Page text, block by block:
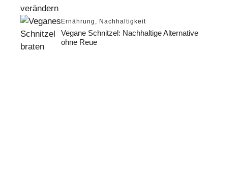
Ernährung , Nachhaltigkeit
Vegane Schnitzel: Nachhaltige Alternative
ohne Reue